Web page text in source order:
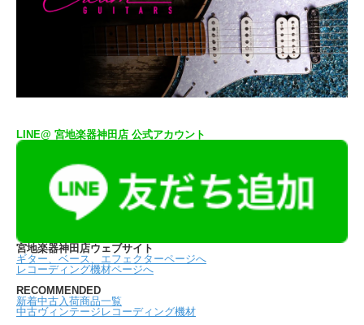
LINE@ 宮地楽器神田店 公式アカウント
宮地楽器神田店ウェブサイト
ギター、ベース、エフェクターページへ
レコーディング機材ページへ
RECOMMENDED
新着中古入荷商品一覧
中古ヴィンテージレコーディング機材